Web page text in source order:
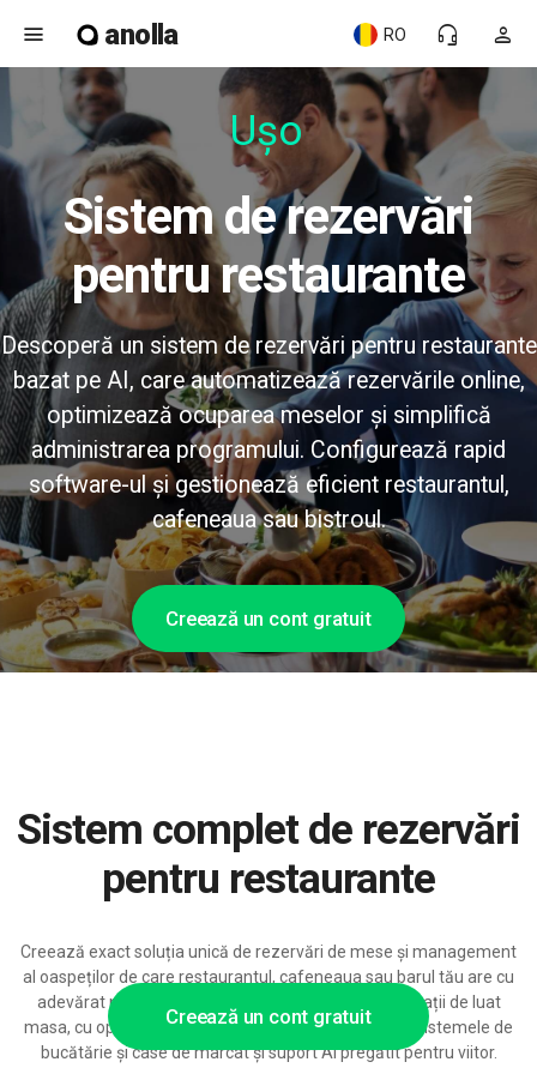
menu anolla person
headset_mic
RO
Ușor
Sistem de rezervări
pentru restaurante
Descoperă un sistem de rezervări pentru restaurante
bazat pe AI, care automatizează rezervările online,
optimizează ocuparea meselor și simplifică
administrarea programului. Configurează rapid
software-ul și gestionează eficient restaurantul,
cafeneaua sau bistroul.
Creează un cont gratuit
Creează un cont gratuit
Sistem complet de rezervări
pentru restaurante
Creează exact soluția unică de rezervări de mese și management
al oaspeților de care restaurantul, cafeneaua sau barul tău are cu
adevărat nevoie – o platformă modulară pentru locații de luat
masa, cu opțiuni extinse de configurare, integrări cu sistemele de
bucătărie și case de marcat și suport AI pregătit pentru viitor.